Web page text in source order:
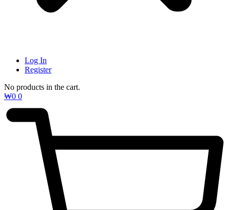
Log In
Register
No products in the cart.
₩0 0